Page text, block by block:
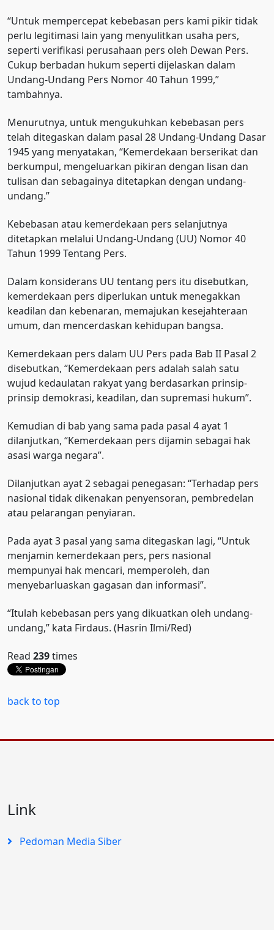
“Untuk mempercepat kebebasan pers kami pikir tidak
perlu legitimasi lain yang menyulitkan usaha pers,
seperti verifikasi perusahaan pers oleh Dewan Pers.
Cukup berbadan hukum seperti dijelaskan dalam
Undang-Undang Pers Nomor 40 Tahun 1999,”
tambahnya.
Menurutnya, untuk mengukuhkan kebebasan pers
telah ditegaskan dalam pasal 28 Undang-Undang Dasar
1945 yang menyatakan, “Kemerdekaan berserikat dan
berkumpul, mengeluarkan pikiran dengan lisan dan
tulisan dan sebagainya ditetapkan dengan undang-
undang.”
Kebebasan atau kemerdekaan pers selanjutnya
ditetapkan melalui Undang-Undang (UU) Nomor 40
Tahun 1999 Tentang Pers.
Dalam konsiderans UU tentang pers itu disebutkan,
kemerdekaan pers diperlukan untuk menegakkan
keadilan dan kebenaran, memajukan kesejahteraan
umum, dan mencerdaskan kehidupan bangsa.
Kemerdekaan pers dalam UU Pers pada Bab II Pasal 2
disebutkan, “Kemerdekaan pers adalah salah satu
wujud kedaulatan rakyat yang berdasarkan prinsip-
prinsip demokrasi, keadilan, dan supremasi hukum”.
Kemudian di bab yang sama pada pasal 4 ayat 1
dilanjutkan, “Kemerdekaan pers dijamin sebagai hak
asasi warga negara”.
Dilanjutkan ayat 2 sebagai penegasan: “Terhadap pers
nasional tidak dikenakan penyensoran, pembredelan
atau pelarangan penyiaran.
Pada ayat 3 pasal yang sama ditegaskan lagi, “Untuk
menjamin kemerdekaan pers, pers nasional
mempunyai hak mencari, memperoleh, dan
menyebarluaskan gagasan dan informasi”.
“Itulah kebebasan pers yang dikuatkan oleh undang-
undang,” kata Firdaus. (Hasrin Ilmi/Red)
Read 239times
back to top
Link
Pedoman Media Siber